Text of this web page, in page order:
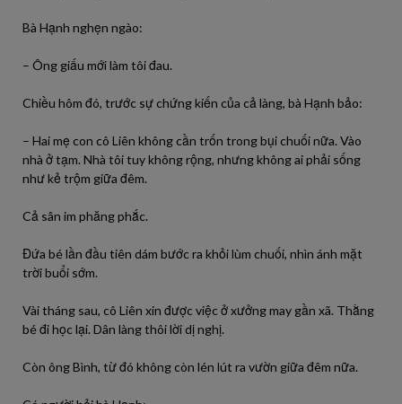
Bà Hạnh nghẹn ngào:
– Ông giấu mới làm tôi đau.
Chiều hôm đó, trước sự chứng kiến của cả làng, bà Hạnh bảo:
– Hai mẹ con cô Liên không cần trốn trong bụi chuối nữa. Vào
nhà ở tạm. Nhà tôi tuy không rộng, nhưng không ai phải sống
như kẻ trộm giữa đêm.
Cả sân im phăng phắc.
Đứa bé lần đầu tiên dám bước ra khỏi lùm chuối, nhìn ánh mặt
trời buổi sớm.
Vài tháng sau, cô Liên xin được việc ở xưởng may gần xã. Thằng
bé đi học lại. Dân làng thôi lời dị nghị.
Còn ông Bình, từ đó không còn lén lút ra vườn giữa đêm nữa.